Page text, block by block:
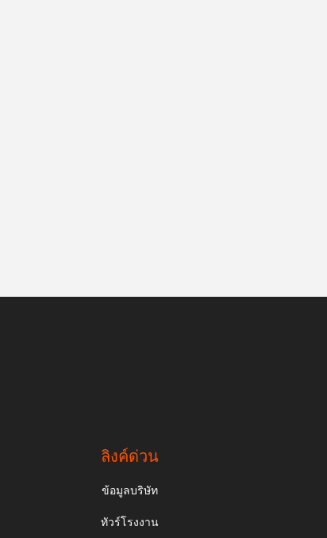
ลิงค์ด่วน
ข้อมูลบริษัท
ทัวร์โรงงาน